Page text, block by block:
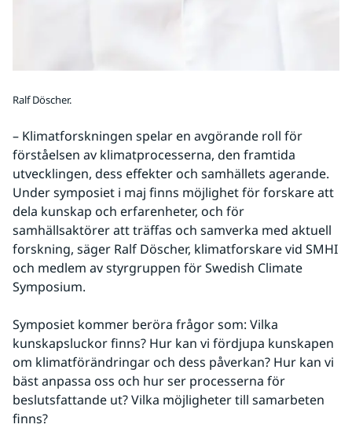
Ralf Döscher.
– Klimatforskningen spelar en avgörande roll för
förståelsen av klimatprocesserna, den framtida
utvecklingen, dess effekter och samhällets agerande.
Under symposiet i maj finns möjlighet för forskare att
dela kunskap och erfarenheter, och för
samhällsaktörer att träffas och samverka med aktuell
forskning, säger Ralf Döscher, klimatforskare vid SMHI
och medlem av styrgruppen för Swedish Climate
Symposium.
Symposiet kommer beröra frågor som: Vilka
kunskapsluckor finns? Hur kan vi fördjupa kunskapen
om klimatförändringar och dess påverkan? Hur kan vi
bäst anpassa oss och hur ser processerna för
beslutsfattande ut? Vilka möjligheter till samarbeten
finns?